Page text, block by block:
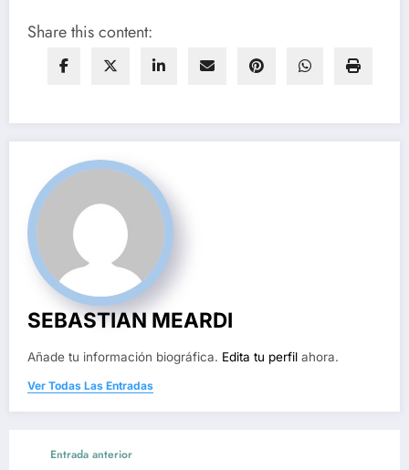
Share this content:
SEBASTIAN MEARDI
Añade tu información biográfica. Edita tu perfil ahora.
Ver Todas Las Entradas
Entrada anterior